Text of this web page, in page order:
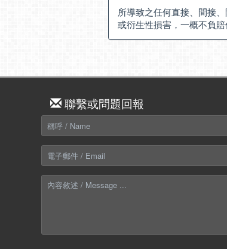
所導致之任何直接、間接
或衍生性損害，一概不負賠
聯繫或問題回報